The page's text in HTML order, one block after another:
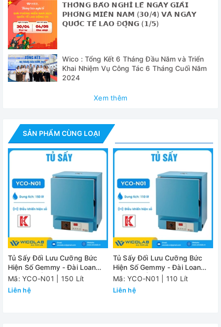
- 2 giá để mẫu bằng thép không gỉ, có thể điều chỉnh chiều
cao
- Tài liệu HDSD
Thông số kỹ thuật
Model
9001
Dung tích 50 lít
Điều khiển nhiệt
độ
Cài đặt và đọc
nhiệt độ
Kỹ thuật số
Độ đồng đều
nhiệt độ
±2oC ở 180oC
Độ ổn định nhiệt
độ
±1oC ở 180oC
𝗧𝗛𝗢̂𝗡𝗚 𝗕𝗔́𝗢 𝗡𝗚𝗛𝗜̉ 𝗟𝗘̂̃ 𝗡𝗚𝗔̀𝗬 𝗚𝗜𝗔̉𝗜
𝗣𝗛𝗢́𝗡𝗚 𝗠𝗜𝗘̂̀𝗡 𝗡𝗔𝗠 (𝟯𝟬/𝟰) 𝗩𝗔̀ 𝗡𝗚𝗔̀𝗬
𝗤𝗨𝗢̂́𝗖 𝗧𝗘̂́ 𝗟𝗔𝗢 Đ𝗢̣̂𝗡𝗚 (𝟭/𝟱)
Wico : Tổng Kết 6 Tháng Đầu Năm và Triển
Khai Nhiệm Vụ Công Tác 6 Tháng Cuối Năm
2024
Xem thêm
SẢN PHẨM CÙNG LOẠI
Tủ Sấy Đối Lưu Cưỡng Bức
Hiện Số Gemmy - Đài Loan
YCO-N01 | 150 Lít
Mã: YCO-N01 | 150 Lít
Liên hệ
Tủ Sấy Đối Lưu Cưỡng Bức
Hiện Số Gemmy - Đài Loan
YCO-N01 | 110 Lít
Mã: YCO-N01 | 110 Lít
Liên hệ